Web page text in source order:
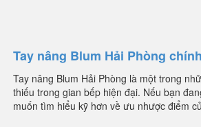
Tay nâng Blum Hải Phòng
Tay nâng Blum Hải Phòng là một trong
thiếu trong gian bếp hiện đại. Nếu bạn
muốn tìm hiểu kỹ hơn về ưu nhược điểm